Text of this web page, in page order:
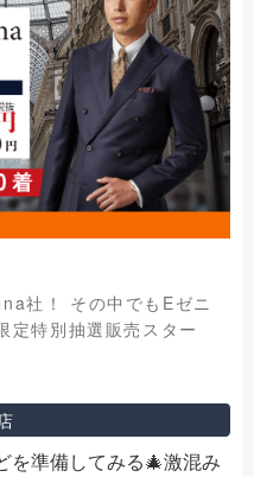
社！ その中でもEゼニ
定特別抽選販売スター
を準備してみる🎄激混み